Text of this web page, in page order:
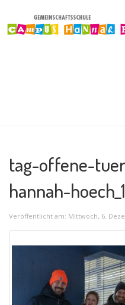
tag-offene-
hannah-hoech_1
Veröffentlicht am: Mittwoch, 6.